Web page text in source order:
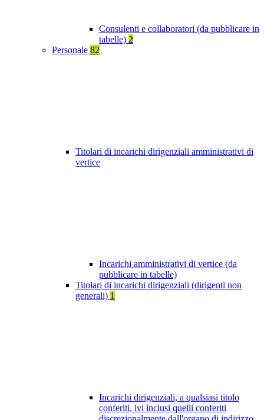
Consulenti e collaboratori (da pubblicare in
tabelle) 2
Personale 82
Titolari di incarichi dirigenziali amministrativi di
vertice
Incarichi amministrativi di vertice (da
pubblicare in tabelle)
Titolari di incarichi dirigenziali (dirigenti non
generali) 1
Incarichi dirigenziali, a qualsiasi titolo
conferiti, ivi inclusi quelli conferiti